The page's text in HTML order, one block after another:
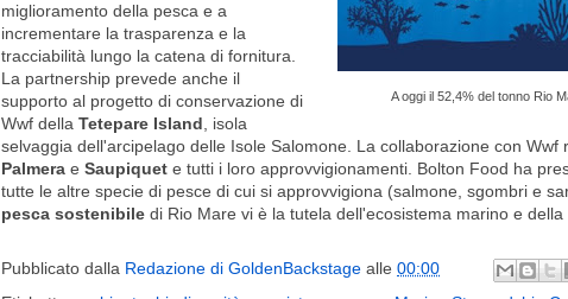
A oggi il 52,4% del tonno Rio
miglioramento della pesca e a
incrementare la trasparenza e la
tracciabilità lungo la catena di fornitura.
La partnership prevede anche il
supporto al progetto di conservazione di
Wwf della Tetepare Island, isola
selvaggia dell'arcipelago delle Isole Salomone. La collaborazione con Wwf
Palmera e Saupiquet e tutti i loro approvvigionamenti. Bolton Food ha
tutte le altre specie di pesce di cui si approvvigiona (salmone, sgombri e
pesca sostenibile di Rio Mare vi è la tutela dell'ecosistema marino e della
Pubblicato dalla Redazione di GoldenBackstage alle 00:00